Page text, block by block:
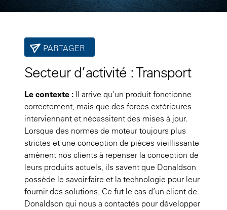
PARTAGER
Secteur d’activité :Transport
Le contexte : Il arrive qu'un produit fonctionne
correctement, mais que des forces extérieures
interviennent et nécessitent des mises à jour.
Lorsque des normes de moteur toujours plus
strictes et une conception de pièces vieillissante
amènent nos clients à repenser la conception de
leurs produits actuels, ils savent que Donaldson
possède le savoir-faire et la technologie pour leur
fournir des solutions. Ce fut le cas d’un client de
Donaldson qui nous a contactés pour développer